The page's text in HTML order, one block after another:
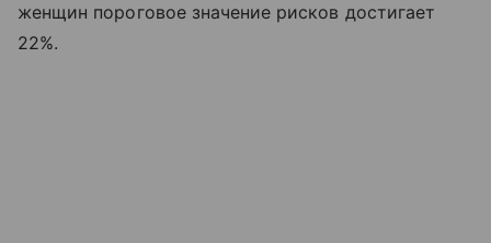
женщин пороговое значение рисков достигает
22%.